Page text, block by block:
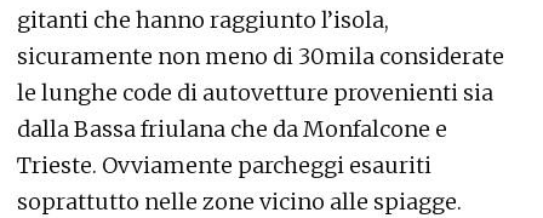
gitanti che hanno raggiunto l’isola,
sicuramente non meno di 30mila considerate
le lunghe code di autovetture provenienti sia
dalla Bassa friulana che da Monfalcone e
Trieste. Ovviamente parcheggi esauriti
soprattutto nelle zone vicino alle spiagge.